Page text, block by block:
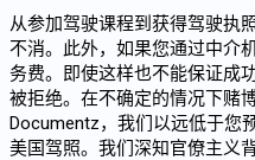
从参加驾驶课程到获得驾驶执
不消。此外，如果您通过中介
务费。即使这样也不能保证成
被拒绝。在不确定的情况下赌
Documentz，我们以远低于您
美国驾照。我们深知官僚主义